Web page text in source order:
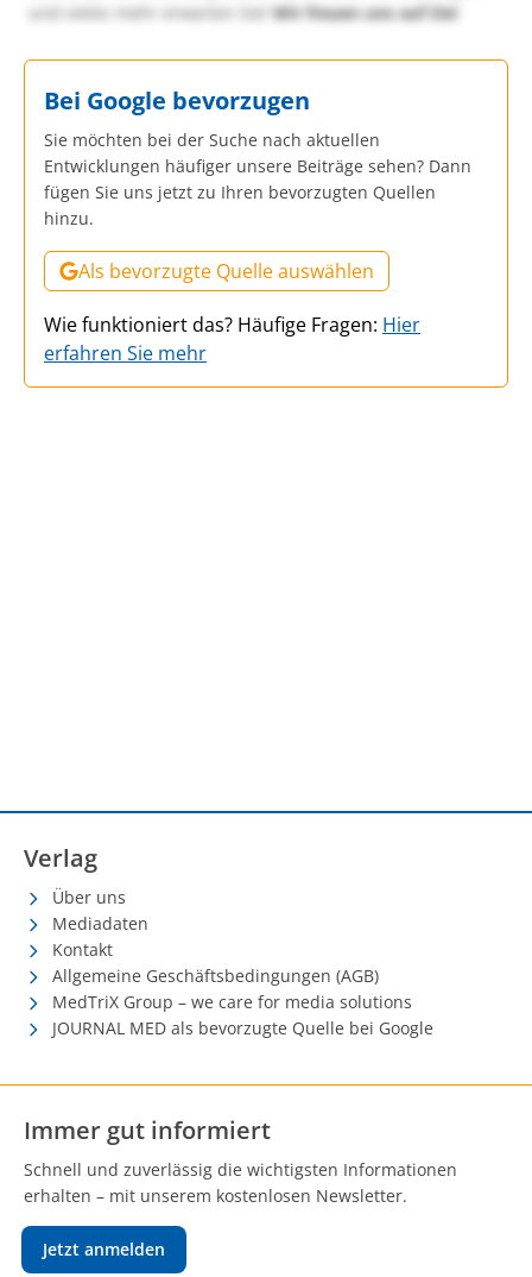
und vieles mehr erwarten Sie!Wir freuen uns auf Sie!
Bei Google bevorzugen
Sie möchten bei der Suche nach aktuellen
Entwicklungen häufiger unsere Beiträge sehen? Dann
fügen Sie uns jetzt zu Ihren bevorzugten Quellen
hinzu.
Als bevorzugte Quelle auswählen
Wie funktioniert das? Häufige Fragen: Hier
erfahren Sie mehr
Verlag
Über uns
Mediadaten
Kontakt
Allgemeine Geschäftsbedingungen (AGB)
MedTriX Group – we care for media solutions
JOURNAL MED als bevorzugte Quelle bei Google
Immer gut informiert
Schnell und zuverlässig die wichtigsten Informationen
erhalten – mit unserem kostenlosen Newsletter.
Jetzt anmelden